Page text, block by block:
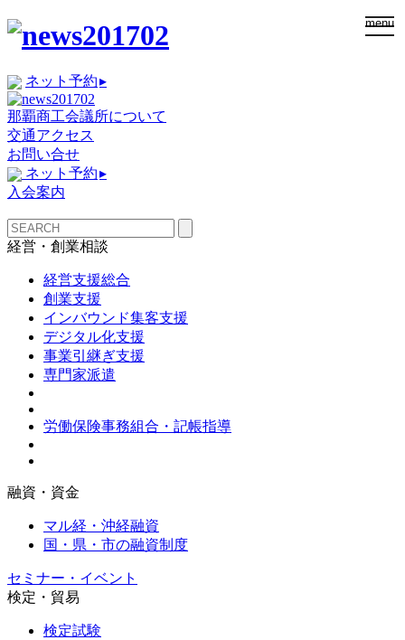
menu
ネット予約▸
那覇商工会議所について
交通アクセス
お問い合せ
ネット予約▸
入会案内
経営・創業相談
経営支援総合
創業支援
インバウンド集客支援
デジタル化支援
事業引継ぎ支援
専門家派遣
労働保険事務組合・記帳指導
融資・資金
マル経・沖経融資
国・県・市の融資制度
セミナー・イベント
検定・貿易
検定試験